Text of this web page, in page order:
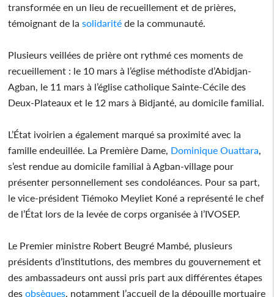
transformée en un lieu de recueillement et de prières,
témoignant de la solidarité de la communauté.
Plusieurs veillées de prière ont rythmé ces moments de
recueillement : le 10 mars à l’église méthodiste d’Abidjan-
Agban, le 11 mars à l’église catholique Sainte-Cécile des
Deux-Plateaux et le 12 mars à Bidjanté, au domicile familial.
L’État ivoirien a également marqué sa proximité avec la
famille endeuillée. La Première Dame, Dominique Ouattara
s’est rendue au domicile familial à Agban-village pour
présenter personnellement ses condoléances. Pour sa part,
le vice-président Tiémoko Meyliet Koné a représenté le chef
de l’État lors de la levée de corps organisée à l’IVOSEP.
Le Premier ministre Robert Beugré Mambé, plusieurs
présidents d’institutions, des membres du gouvernement et
des ambassadeurs ont aussi pris part aux différentes étapes
des obsèques , notamment l’accueil de la dépouille mortuaire